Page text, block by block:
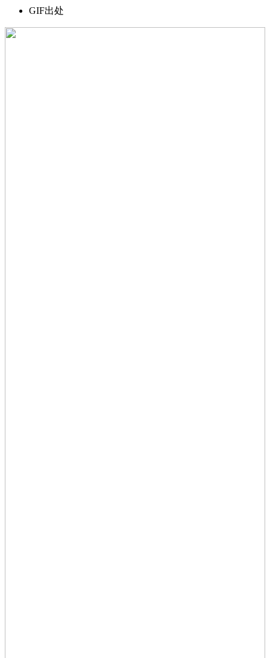
GIF出处